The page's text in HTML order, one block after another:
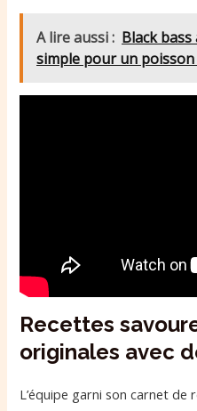
A lire aussi : Black
simple pour un
Recettes
originales avec
L’équipe garni son carnet de